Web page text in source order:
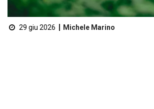
29 giu 2026 Michele Marino